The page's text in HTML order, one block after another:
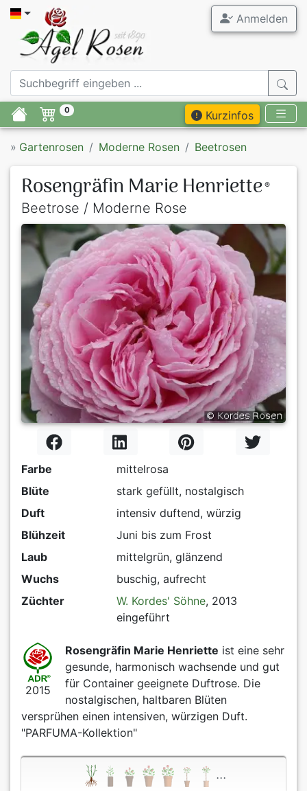
Anmelden
0 Kurzinfos
» Gartenrosen Moderne Rosen Beetrosen
Rosengräfin Marie Henriette ®
Beetrose / Moderne Rose
Farbe
mittelrosa
Blüte
stark gefüllt, nostalgisch
Duft
intensiv duftend, würzig
Blühzeit
Juni bis zum Frost
Laub
mittelgrün, glänzend
Wuchs
buschig, aufrecht
Züchter
W. Kordes' Söhne, 2013
eingeführt
2015
Rosengräfin Marie Henriette ist eine sehr
gesunde, harmonisch wachsende und gut
für Container geeignete Duftrose. Die
nostalgischen, haltbaren Blüten
versprühen einen intensiven, würzigen Duft.
"PARFUMA-Kollektion"
...